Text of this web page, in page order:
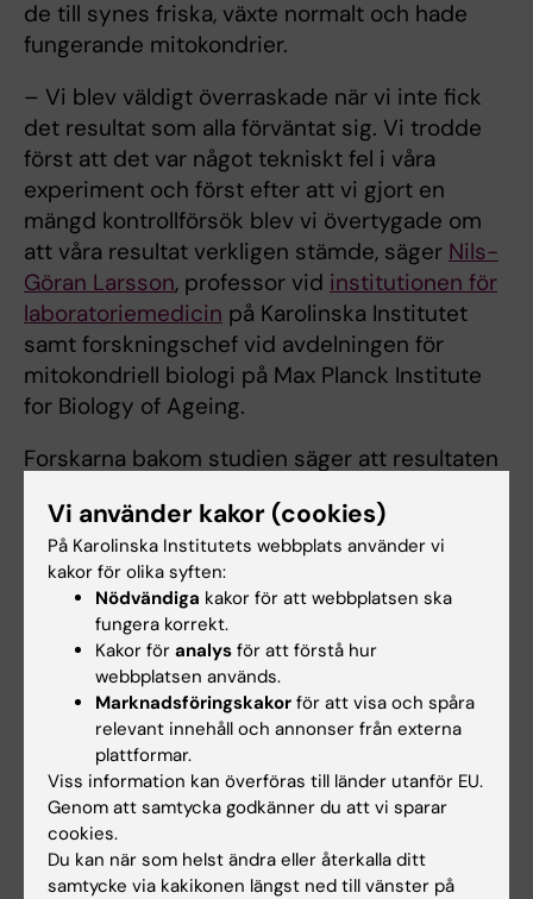
de till synes friska, växte normalt och hade
fungerande mitokondrier.
– Vi blev väldigt överraskade när vi inte fick
det resultat som alla förväntat sig. Vi trodde
först att det var något tekniskt fel i våra
experiment och först efter att vi gjort en
mängd kontrollförsök blev vi övertygade om
att våra resultat verkligen stämde, säger Nils-
Göran Larsson, professor vid institutionen för
laboratoriemedicin på Karolinska Institutet
samt forskningschef vid avdelningen för
mitokondriell biologi på Max Planck Institute
for Biology of Ageing.
Forskarna bakom studien säger att resultaten
man tidigare ansett och att proteinet istället
har en annan, mindre viktig funktion.
– Forskare kan ibland bli missledda av
experiment som är enkla att utföra. Vi har
visat att när man väl gör ett komplicerat och
mer definitivt experiment kan sanningen
plötsligt ändras, säger Nils-Göran Larsson.
Studien är finansierad av Vetenskapsrådet,
det europeiska forskningsrådet ERC samt
Stiftelsen BLANCEFLOR Boncompagni-
Ludovisi, född Bildt.
Vi använder kakor (cookies)
På Karolinska Institutets webbplats använder vi
kakor för olika syften:
Nödvändiga kakor för att webbplatsen ska
fungera korrekt.
Kakor för analys för att förstå hur
webbplatsen används.
Marknadsföringskakor för att visa och spåra
relevant innehåll och annonser från externa
plattformar.
Viss information kan överföras till länder utanför EU.
Genom att samtycka godkänner du att vi sparar
cookies.
Du kan när som helst ändra eller återkalla ditt
samtycke via kakikonen längst ned till vänster på